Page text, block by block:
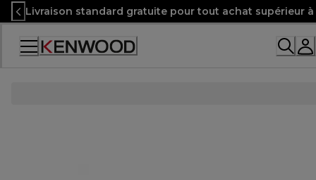
Skip
to
Content
Livraison standard gratuite pour tout achat supérieur